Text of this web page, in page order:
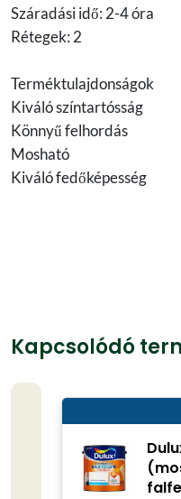
Száradási idő: 2-4 óra
Rétegek: 2
Terméktulajdonságok
Kiváló színtartósság
Könnyű felhordás
Mosható
Kiváló fedőképesség
Kapcsolódó